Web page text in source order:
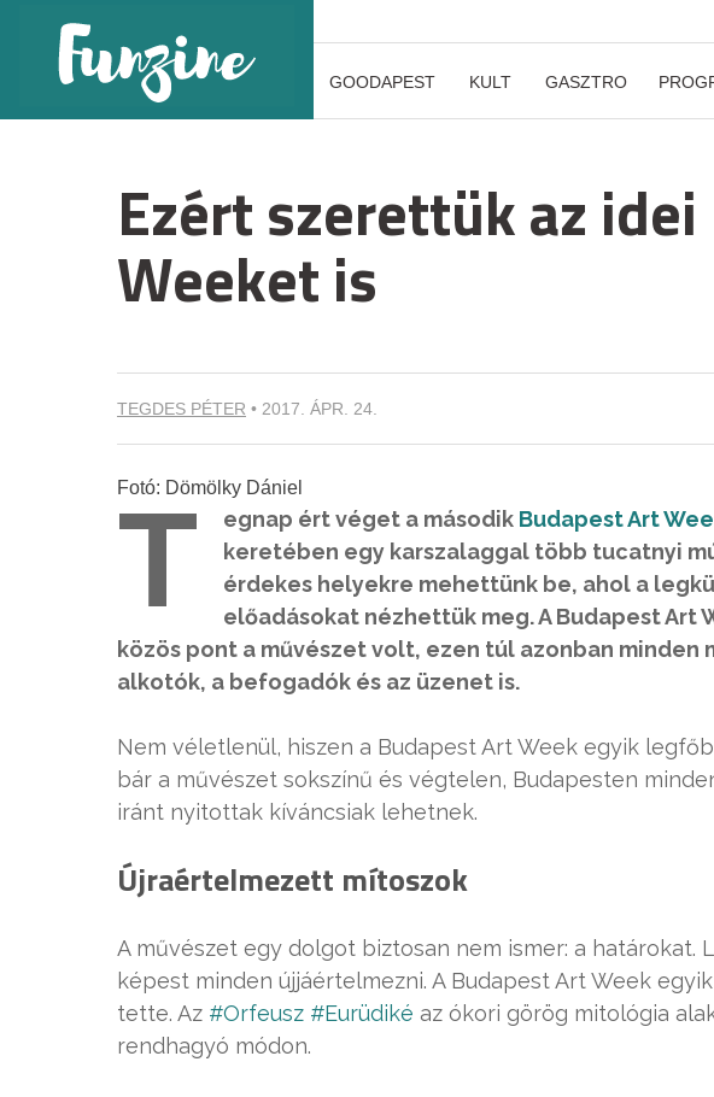
GOODAPEST KULT GASZTRO
Ezért szerettük az
Weeket is
TEGDES PÉTER • 2017. ÁPR. 24.
Fotó: Dömölky Dániel
T egnap ért véget a második Budapest Art
keretében egy karszalaggal több tucatnyi
érdekes helyekre mehettünk be, ahol a
előadásokat nézhettük meg. A Budapest Art
közös pont a művészet volt, ezen túl azonban minden
alkotók, a befogadók és az üzenet is.
Nem véletlenül, hiszen a Budapest Art Week egyik
bár a művészet sokszínű és végtelen, Budapesten
iránt nyitottak kíváncsiak lehetnek.
Újraértelmezett mítoszok
A művészet egy dolgot biztosan nem ismer: a határokat.
képest minden újjáértelmezni. A Budapest Art Week
tette. Az #Orfeusz #Eurüdiké az ókori görög mitológia
rendhagyó módon.